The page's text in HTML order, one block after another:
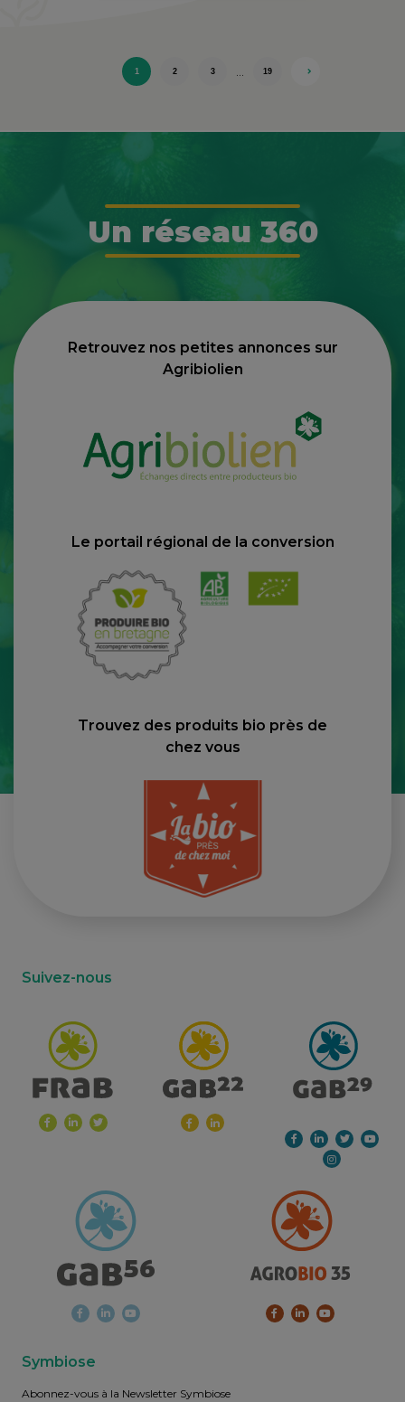
1 2 3 19
Un réseau 360
Retrouvez nos petites annonces sur
Agribiolien
Le portail régional de la conversion
Trouvez des produits bio près de
chez vous
Suivez-nous
Symbiose
Abonnez-vous à la Newsletter Symbiose